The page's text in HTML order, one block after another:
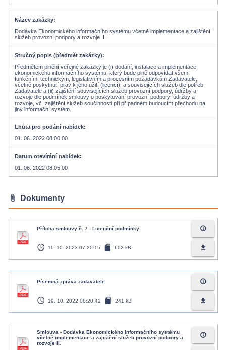
Název zakázky
Dodávka Ekonomického informačního systému včetně implementace a zajištění
služeb provozní podpory a rozvoje II.
Stručný popis (předmět zakázky)
Předmětem plnění veřejné zakázky je (i) dodání, instalace a implementace
ekonomického informačního systému, který bude plně odpovídat všem
funkčním, technickým, legislativním a procesním požadavkům Zadavatele,
včetně poskytnutí práv k jeho užití (licencí), a souvisejících služeb dle potřeb
Zadavatele a (ii) zajištění souvisejících služeb provozní podpory, údržby a
rozvoje dle podmínek smlouvy o poskytování provozní podpory, údržby a
rozvoje, vč. zajištění služeb součinnosti při případném budoucím přechodu na
jiný informační systém.
Lhůta pro podání nabídek
01. 06. 2022 08:00:00
Datum otevírání nabídek
01. 06. 2022 08:05:00
attach_file Dokumenty
Příloha smlouvy č. 7 - Licenční podmínky
access_time 11. 10. 2023 07:20:15 sd_card 602 kB
info_outline
file_download
Písemná zpráva zadavatele
access_time 19. 10. 2022 08:20:42 sd_card 241 kB
info_outline
file_download
Smlouva - Dodávka Ekonomického informačního systému
včetně implementace a zajištění služeb provozní podpory a
rozvoje II.
info_outline